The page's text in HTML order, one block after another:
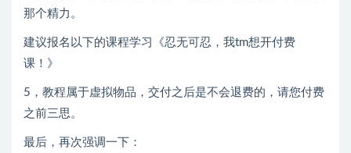
那个精力。
建议报名以下的课程学习《忍无可忍，我tm想开付费
课！》
5，教程属于虚拟物品，交付之后是不会退费的，请您付费
之前三思。
最后，再次强调一下：